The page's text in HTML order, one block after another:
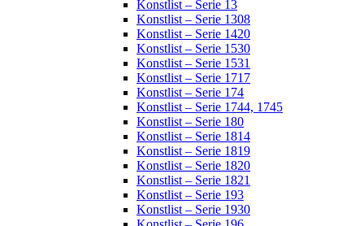
Konstlist – Serie 13
Konstlist – Serie 1308
Konstlist – Serie 1420
Konstlist – Serie 1530
Konstlist – Serie 1531
Konstlist – Serie 1717
Konstlist – Serie 174
Konstlist – Serie 1744, 1745
Konstlist – Serie 180
Konstlist – Serie 1814
Konstlist – Serie 1819
Konstlist – Serie 1820
Konstlist – Serie 1821
Konstlist – Serie 193
Konstlist – Serie 1930